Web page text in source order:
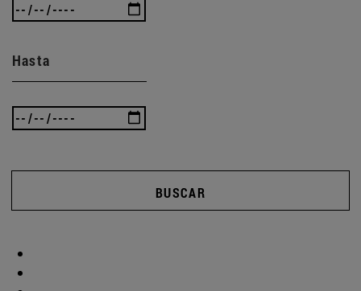
Hasta
BUSCAR